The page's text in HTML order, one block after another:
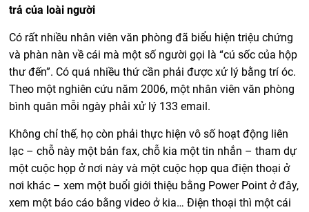
trả của loài người
Có rất nhiều nhân viên văn phòng đã biểu hiện triệu chứng
và phàn nàn về cái mà một số người gọi là “cú sốc của hộp
thư đến”. Có quá nhiều thứ cần phải được xử lý bằng trí óc.
Theo một nghiên cứu năm 2006, một nhân viên văn phòng
bình quân mỗi ngày phải xử lý 133 email.
Không chỉ thế, họ còn phải thực hiện vô số hoạt động liên
lạc – chỗ này một bản fax, chỗ kia một tin nhắn – tham dự
một cuộc họp ở nơi này và một cuộc họp qua điện thoại ở
nơi khác – xem một buổi giới thiệu bằng Power Point ở đây,
xem một báo cáo bằng video ở kia… Điện thoại thì một cái